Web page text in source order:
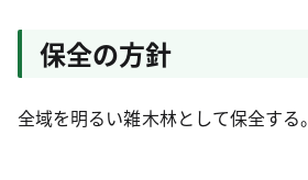
保全の方針
全域を明るい雑木林として保全する。